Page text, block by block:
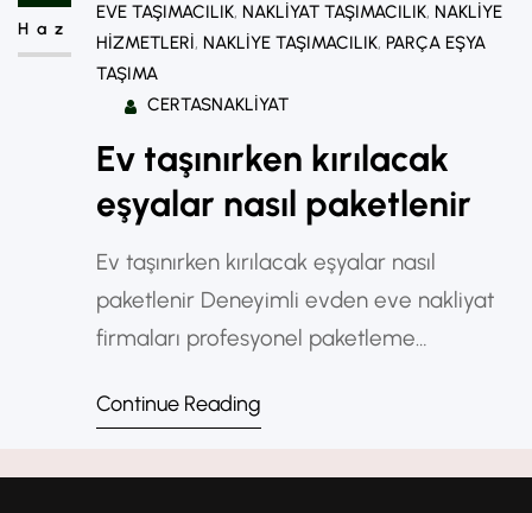
Haz
EVE TAŞIMACILIK, NAKLIYAT TAŞIMACILIK, NAKLIYE
HIZMETLERI, NAKLIYE TAŞIMACILIK, PARÇA EŞYA
TAŞIMA
CERTASNAKLIYAT
Ev taşınırken kırılacak
eşyalar nasıl paketlenir
Ev taşınırken kırılacak eşyalar nasıl
paketlenir Deneyimli evden eve nakliyat
firmaları profesyonel paketleme
taşınmasını sağlar. Özellikle uzun mesafeli
Continue Reading